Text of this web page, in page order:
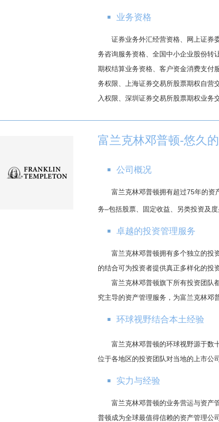
业务资格
证券业务外汇经营资格、网上证券
务咨询服务资格、全国中小企业股份转
期权结算业务资格、客户资金消费支付
务权限、上海证券交易所股票期权自营
入权限、深圳证券交易所股票期权业务
富兰克林邓普顿-悠久
公司概况
富兰克林邓普顿拥有超过75年的资
务–包括股票、固定收益、另类投资及
卓越的投资管理服务
富兰克林邓普顿拥有多个独立的投
的结合可为投资者提供真正多样化的投
富兰克林邓普顿旗下所有投资团队
究主导的资产管理服务，为富兰克林邓
环球视野结合本土经验
富兰克林邓普顿的环球视野源于数
位于各地区的投资团队对当地的上市公
实力与经验
富兰克林邓普顿的业务营运与资产
普顿成为全球最值得信赖的资产管理公